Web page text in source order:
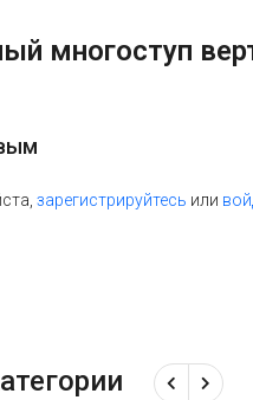
многоступ
зарегистрируйтесь или